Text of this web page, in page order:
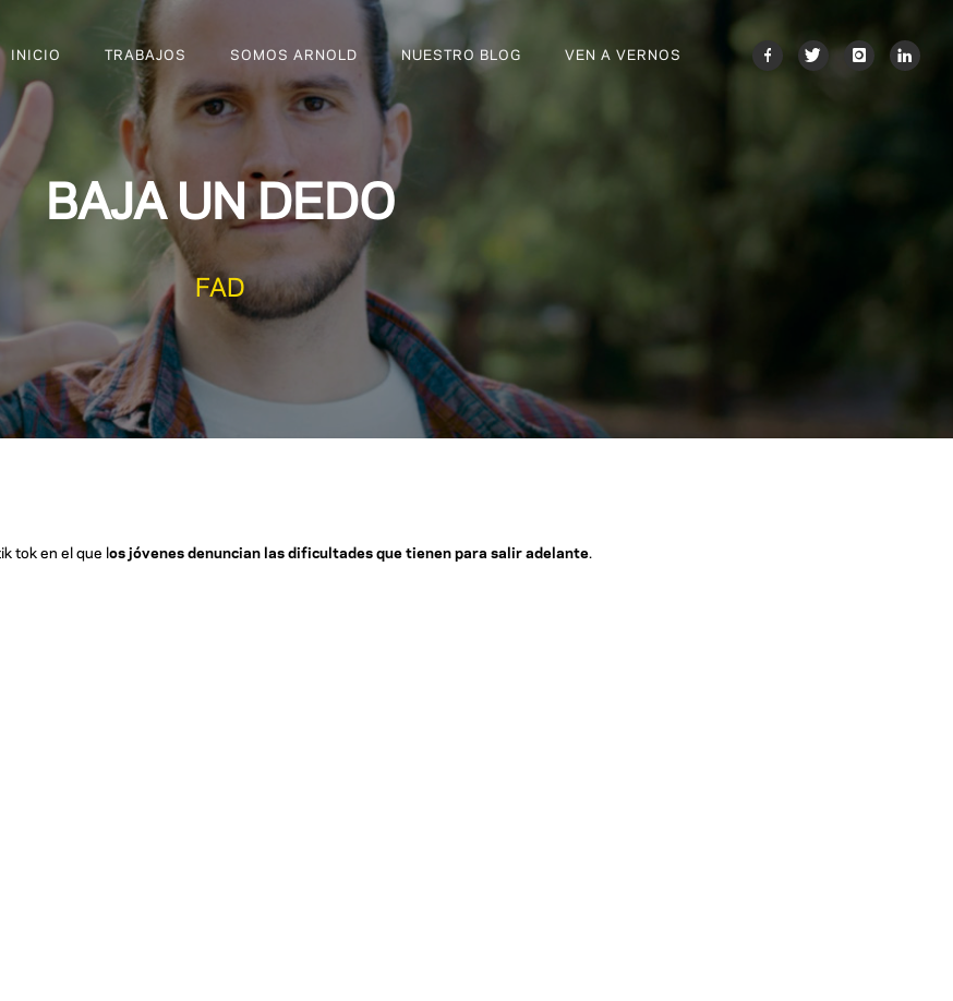
INICIO TRABAJOS SOMOS ARNOLD NUESTRO BLOG VEN A VERNOS
BAJA UN DEDO
FAD
tok en el que los jóvenes denuncian las dificultades que tienen para salir adelante.